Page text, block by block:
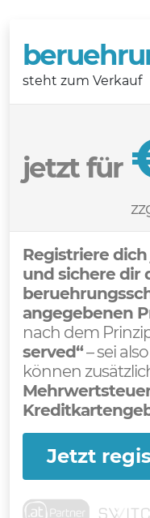
steht zum Verkauf
jetzt für
Registriere
und sichere dir
angegebenen
nach dem
served“– sei
können
Jetzt